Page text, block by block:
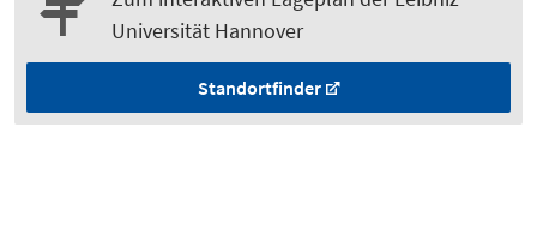
Universität Hannover
Standortfinder